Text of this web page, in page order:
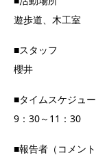
遊歩道、木工室
■スタッフ
櫻井
■タイムスケジュ
9：30～11：30
■報告者（コメント